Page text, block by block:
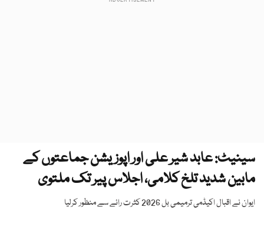
سینیٹ: عابد شیر علی اور اپوزیشن جماعتوں کے
مابین شدید تلخ کلامی، اجلاس پیر تک ملتوی
ایوان نے اقبال اکیڈمی ترمیمی بل 2026 کثرت رائے سے منظور کرلیا